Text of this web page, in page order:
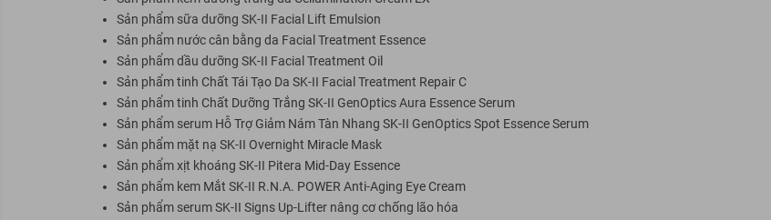
Sản phẩm sữa dưỡng SK-II Facial Lift Emulsion
Sản phẩm nước cân bằng da Facial Treatment Essence
Sản phẩm dầu dưỡng SK-II Facial Treatment Oil
Sản phẩm tinh Chất Tái Tạo Da SK-II Facial Treatment Repair C
Sản phẩm tinh Chất Dưỡng Trắng SK-II GenOptics Aura Essence Serum
Sản phẩm serum Hỗ Trợ Giảm Nám Tàn Nhang SK-II GenOptics Spot Essence Serum
Sản phẩm mặt nạ SK-II Overnight Miracle Mask
Sản phẩm xịt khoáng SK-II Pitera Mid-Day Essence
Sản phẩm kem Mắt SK-II R.N.A. POWER Anti-Aging Eye Cream
Sản phẩm serum SK-II Signs Up-Lifter nâng cơ chống lão hóa